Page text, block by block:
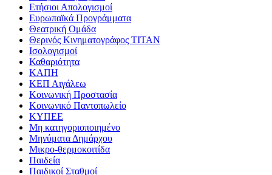
Ετήσιοι Απολογισμοί
Ευρωπαϊκά Προγράμματα
Θεατρική Ομάδα
Θερινός Κινηματογράφος ΤΙΤΑΝ
Ισολογισμοί
Καθαριότητα
ΚΑΠΗ
ΚΕΠ Αιγάλεω
Κοινωνική Προστασία
Κοινωνικό Παντοπωλείο
ΚΥΠΕΕ
Μη κατηγοριοποιημένο
Μηνύματα Δημάρχου
Μικρο-θερμοκοιτίδα
Παιδεία
Παιδικοί Σταθμοί